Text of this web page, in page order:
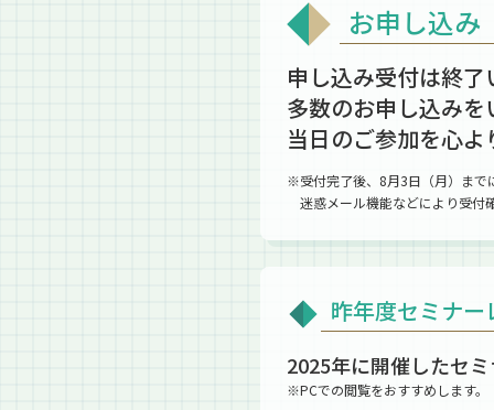
お申し込み
申し込み受付は終
多数のお申し込み
当日のご参加を心
※受付完了後、8月3日（月）まで
迷惑メール機能などにより受付
昨年度セミナー
2025年に開催したセ
※PCでの閲覧をおすすめします。